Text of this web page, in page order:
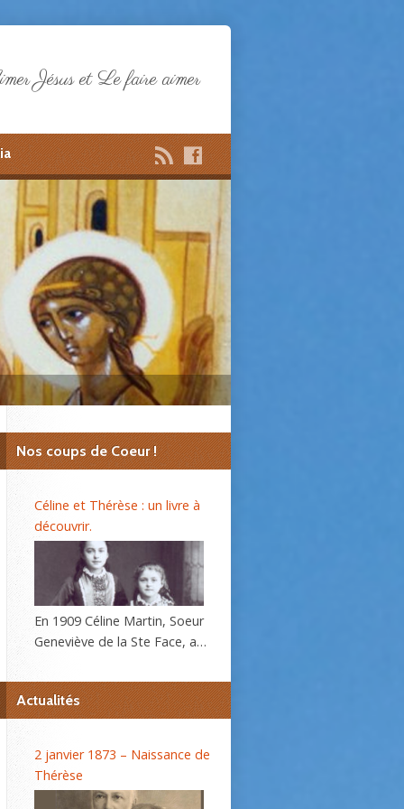
Jésus et Le faire aimer
Nos coups de Coeur !
Céline et Thérèse : un livre à
découvrir.
En 1909 Céline Martin, Soeur
Geneviève de la Ste Face, a
sa sœur Thérèse, l’histoire
d’une âme, se répand dans le
bientôt. C’est alors que la
Prieure du Carmel lui
Actualités
2 janvier 1873 – Naissance de
Thérèse